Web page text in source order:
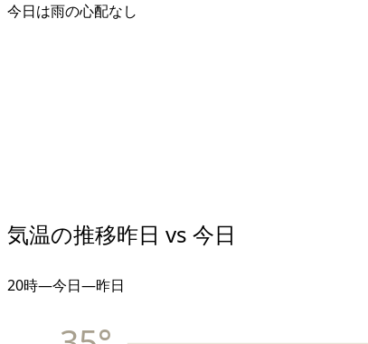
今日は雨の心配なし
気温の推移昨日 vs 今日
20時—今日—昨日